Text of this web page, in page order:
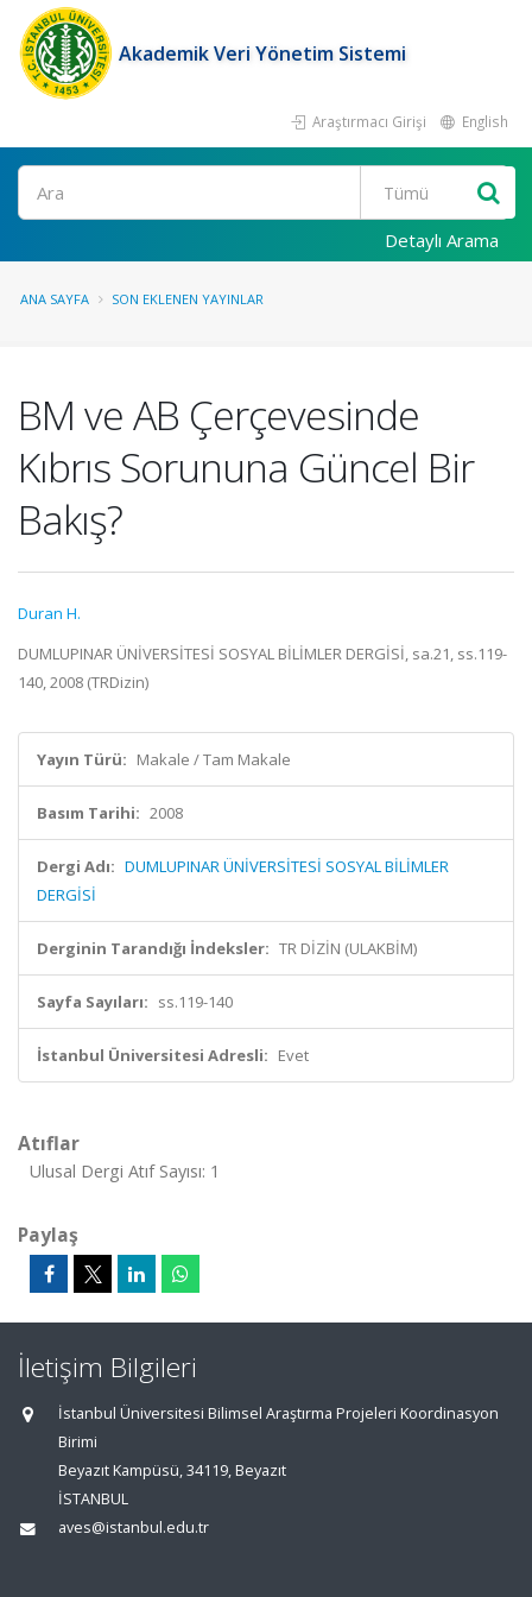
Akademik Veri Yönetim Sistemi
Araştırmacı Girişi English
Ara
Detaylı Arama
ANA SAYFA SON EKLENEN YAYINLAR
BM ve AB Çerçevesinde
Kıbrıs Sorununa Güncel Bir
Bakış?
Duran H.
DUMLUPINAR ÜNİVERSİTESİ SOSYAL BİLİMLER DERGİSİ, sa.21, ss.119-
140, 2008 (TRDizin)
Yayın Türü: Makale / Tam Makale
Basım Tarihi: 2008
Dergi Adı: DUMLUPINAR ÜNİVERSİTESİ SOSYAL BİLİMLER
DERGİSİ
Derginin Tarandığı İndeksler: TR DİZİN (ULAKBİM)
Sayfa Sayıları: ss.119-140
İstanbul Üniversitesi Adresli: Evet
Atıflar
Ulusal Dergi Atıf Sayısı: 1
Paylaş
İletişim Bilgileri
İstanbul Üniversitesi Bilimsel Araştırma Projeleri Koordinasyon
Birimi
Beyazıt Kampüsü, 34119, Beyazıt
İSTANBUL
aves@istanbul.edu.tr